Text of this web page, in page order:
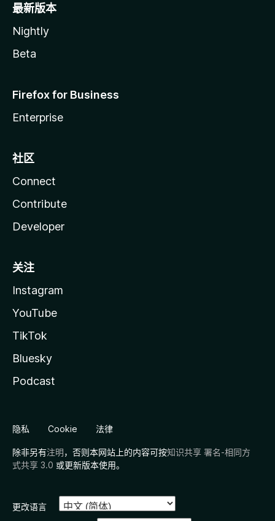
最新版本
Nightly
Beta
Firefox for Business
Enterprise
社区
Connect
Contribute
Developer
关注
Instagram
YouTube
TikTok
Bluesky
Podcast
隐私 Cookie 法律
除非另有注明，否则本网站上的内容可按知识共享 署名-相同方
式共享 3.0 或更新版本使用。
更改语言